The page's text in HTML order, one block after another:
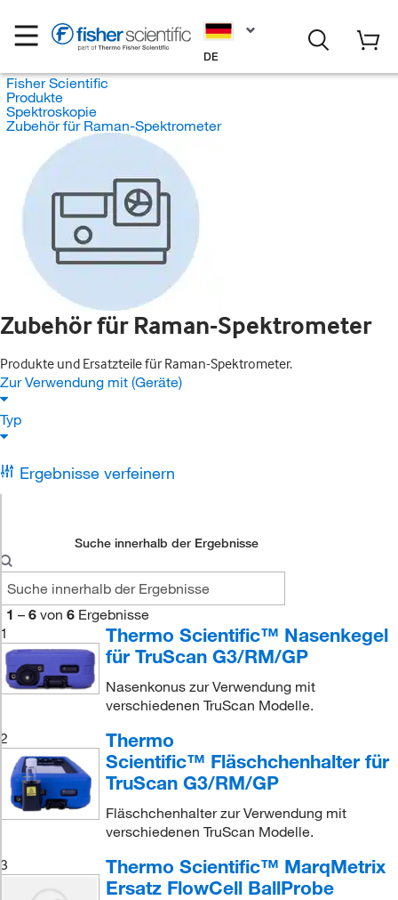
DE
Fisher Scientific
Produkte
Spektroskopie
Zubehör für Raman-Spektrometer
Zubehör für Raman-Spektrometer
Produkte und Ersatzteile für Raman-Spektrometer.
Zur Verwendung mit (Geräte)
Typ
Ergebnisse verfeinern
Suche innerhalb der Ergebnisse
1 – 6 von 6 Ergebnisse
1
Thermo Scientific™ Nasenkegel
für TruScan G3/RM/GP
Nasenkonus zur Verwendung mit
verschiedenen TruScan Modelle.
2
Thermo
Scientific™ Fläschchenhalter für
TruScan G3/RM/GP
Fläschchenhalter zur Verwendung mit
verschiedenen TruScan Modelle.
3
Thermo Scientific™ MarqMetrix
Ersatz FlowCell BallProbe